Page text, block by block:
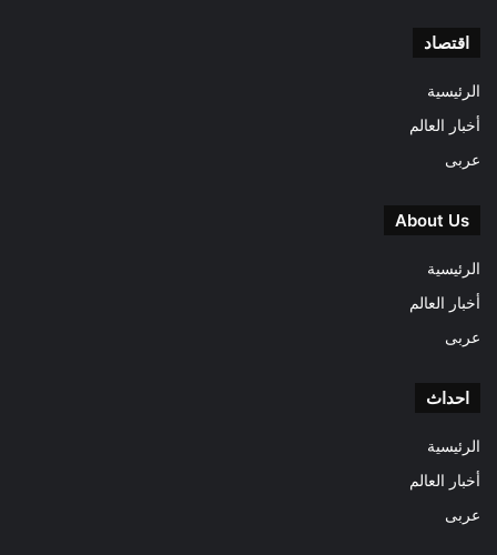
اقتصاد
الرئيسية
أخبار العالم
عربى
About Us
الرئيسية
أخبار العالم
عربى
احداث
الرئيسية
أخبار العالم
عربى